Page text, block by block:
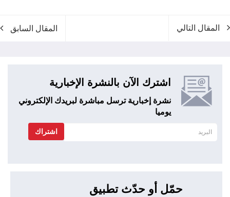
المقال التالي المقال السابق
اشترك الآن بالنشرة الإخبارية
نشرة إخبارية ترسل مباشرة لبريدك الإلكتروني
يوميا
اشتراك
حمّل أو حدّث تطبيق